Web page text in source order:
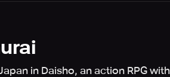
in Daisho, an action RPG